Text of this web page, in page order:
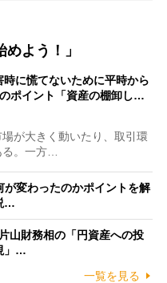
よう！」
時に慌てないために平時から
ポイント「資産の棚卸し…
が大きく動いたり、取引環
。一方…
変わったのかポイントを解
…
山財務相の「円資産への投
」…
一覧を見る